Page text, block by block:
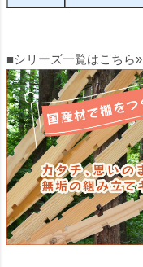
■シリーズ一覧はこちら»